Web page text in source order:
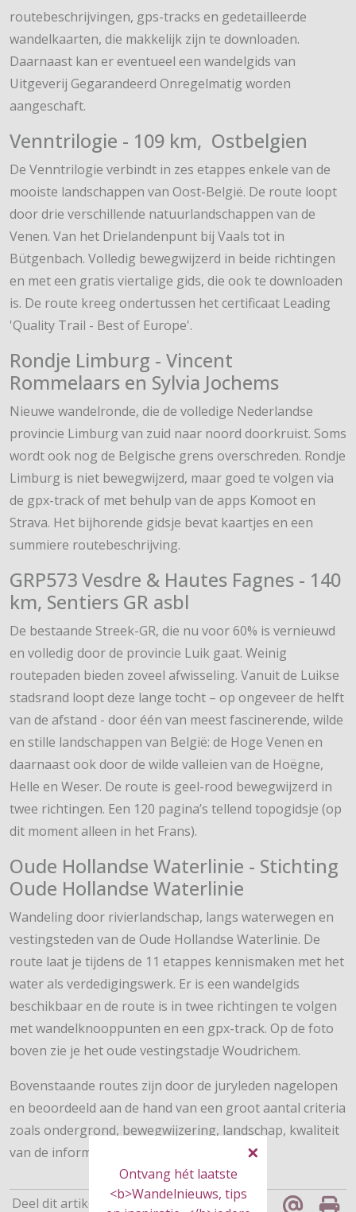
Ontvang hét laatste
<b>Wandelnieuws, tips
routebeschrijvingen, gps-tracks en gedetailleerde
wandelkaarten, die makkelijk zijn te downloaden.
Daarnaast kan er eventueel een wandelgids van
Uitgeverij Gegarandeerd Onregelmatig worden
aangeschaft.
Venntrilogie - 109 km, Ostbelgien
De Venntrilogie verbindt in zes etappes enkele van de
mooiste landschappen van Oost-België. De route loopt
door drie verschillende natuurlandschappen van de
Venen. Van het Drielandenpunt bij Vaals tot in
Bütgenbach. Volledig bewegwijzerd in beide richtingen
en met een gratis viertalige gids, die ook te downloaden
is. De route kreeg ondertussen het certificaat Leading
'Quality Trail - Best of Europe'.
Rondje Limburg - Vincent
Rommelaars en Sylvia Jochems
Nieuwe wandelronde, die de volledige Nederlandse
provincie Limburg van zuid naar noord doorkruist. Soms
wordt ook nog de Belgische grens overschreden. Rondje
Limburg is niet bewegwijzerd, maar goed te volgen via
de gpx-track of met behulp van de apps Komoot en
Strava. Het bijhorende gidsje bevat kaartjes en een
summiere routebeschrijving.
GRP573 Vesdre & Hautes Fagnes - 140
km, Sentiers GR asbl
De bestaande Streek-GR, die nu voor 60% is vernieuwd
en volledig door de provincie Luik gaat. Weinig
routepaden bieden zoveel afwisseling. Vanuit de Luikse
stadsrand loopt deze lange tocht – op ongeveer de helft
van de afstand - door één van meest fascinerende, wilde
en stille landschappen van België: de Hoge Venen en
daarnaast ook door de wilde valleien van de Hoëgne,
Helle en Weser. De route is geel-rood bewegwijzerd in
twee richtingen. Een 120 pagina’s tellend topogidsje (op
dit moment alleen in het Frans).
Oude Hollandse Waterlinie - Stichting
Oude Hollandse Waterlinie
Wandeling door rivierlandschap, langs waterwegen en
vestingsteden van de Oude Hollandse Waterlinie. De
route laat je tijdens de 11 etappes kennismaken met het
water als verdedigingswerk. Er is een wandelgids
beschikbaar en de route is in twee richtingen te volgen
met wandelknooppunten en een gpx-track. Op de foto
boven zie je het oude vestingstadje Woudrichem.
Bovenstaande routes zijn door de juryleden nagelopen
en beoordeeld aan de hand van een groot aantal criteria
zoals ondergrond, bewegwijzering, landschap, kwaliteit
van de informatie etc.
Deel dit artikel